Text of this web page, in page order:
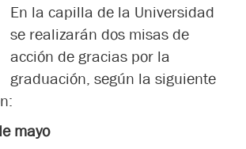
En la capilla de la Universidad
se realizarán dos misas de
acción de gracias por la
graduación, según la siguiente
mayo